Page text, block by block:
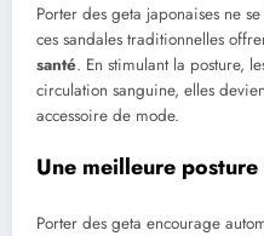
Porter des geta japonaises ne
ces sandales traditionnelles
santé. En stimulant la posture,
circulation sanguine, elles
accessoire de mode.
Une meilleure
Porter des geta encourage